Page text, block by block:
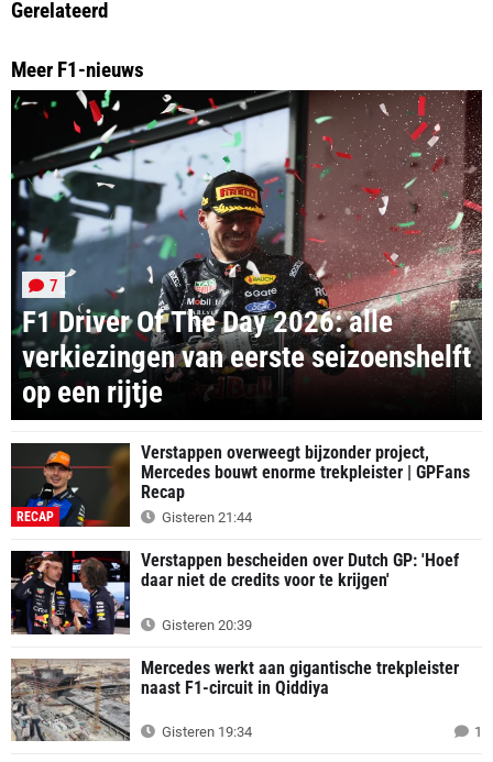
Gerelateerd
Meer F1-nieuws
F1 Driver Of The Day 2026: alle
verkiezingen van eerste seizoenshelft
op een rijtje
7
RECAP
Verstappen overweegt bijzonder project,
Mercedes bouwt enorme trekpleister | GPFans
Recap
Gisteren 21:44
Verstappen bescheiden over Dutch GP: 'Hoef
daar niet de credits voor te krijgen'
Gisteren 20:39
Mercedes werkt aan gigantische trekpleister
naast F1-circuit in Qiddiya
Gisteren 19:34 1